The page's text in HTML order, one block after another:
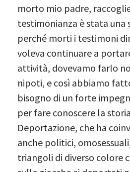
morto mio padre,
testimonianza è stata
perché morti i testimoni
voleva continuare a
attività, dovevamo farlo
nipoti, e così abbiamo
bisogno di un forte
per fare conoscere la
Deportazione, che ha
anche politici,
triangoli di diverso colore